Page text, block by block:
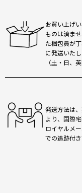
お買い上げ
ものは済ま
た梱包員が
に発送いたし
（土・日、
発送方法は
より、国際
ロイヤルメ
での追跡付き